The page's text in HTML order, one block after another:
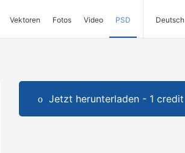
Vektoren Fotos Video PSD Deutsch
Jetzt herunterladen - 1 credit